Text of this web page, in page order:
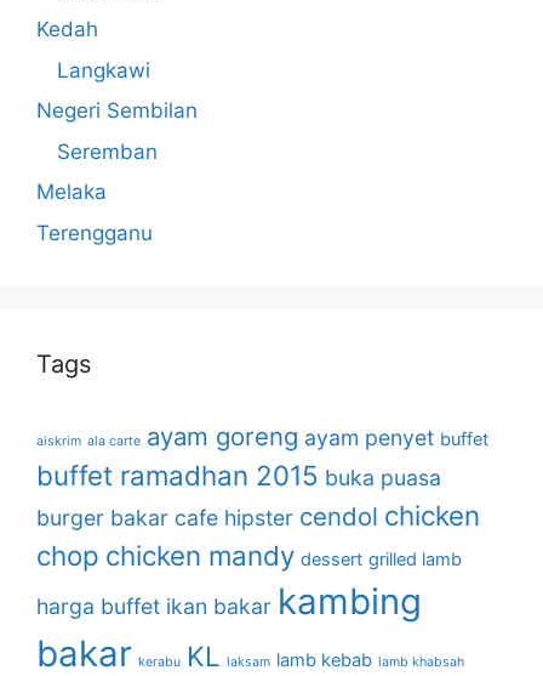
Kedah
Langkawi
Negeri Sembilan
Seremban
Melaka
Terengganu
Tags
aiskrim ala carte ayam goreng ayam penyet buffet
buffet ramadhan 2015 buka puasa
burger bakar cafe hipster cendol chicken
chop chicken mandy dessert grilled lamb
harga buffet ikan bakar kambing
bakar kerabu KL laksam lamb kebab lamb khabsah